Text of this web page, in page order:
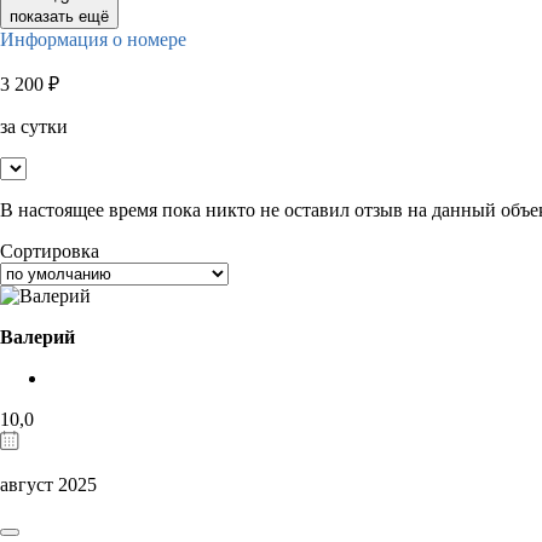
показать ещё
Информация о номере
3 200 ₽
за сутки
В настоящее время пока никто не оставил отзыв на данный
Сортировка
Валерий
10,0
август 2025